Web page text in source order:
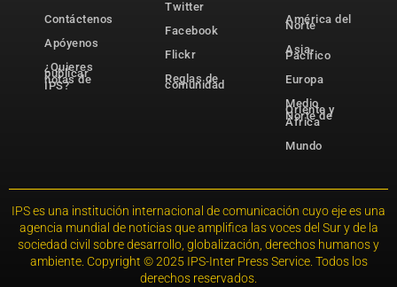
Contáctenos
Apóyenos
¿Quieres
publicar
notas de
IPS?
Twitter
Facebook
Flickr
Reglas de
comunidad
América del
Norte
Asia-
Pacífico
Europa
Medio
Oriente y
Norte de
África
Mundo
IPS es una institución internacional de comunicación cuyo eje es una
agencia mundial de noticias que amplifica las voces del Sur y de la
sociedad civil sobre desarrollo, globalización, derechos humanos y
ambiente. Copyright © 2025 IPS-Inter Press Service. Todos los
derechos reservados.